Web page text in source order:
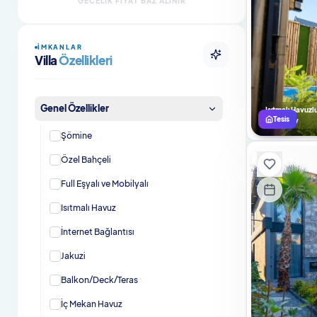
Evcil Hayvan Dostu Villalar
Isıtmalı Havuzlu Villalar
Kahvaltı Dahil Villalar
En Çok Tercih Edilenler
İMKANLAR
VillaÖzellikleri
Genel Özellikler
Şömine
Özel Bahçeli
Full Eşyalı ve Mobilyalı
Isıtmalı Havuz
İnternet Bağlantısı
Jakuzi
Balkon/Deck/Teras
İç Mekan Havuz
Isıtmalı
Bungalov
Tesis